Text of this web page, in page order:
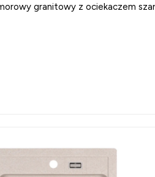
granitowy z ociekaczem